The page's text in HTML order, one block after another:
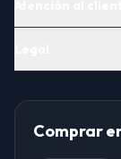
Comprar